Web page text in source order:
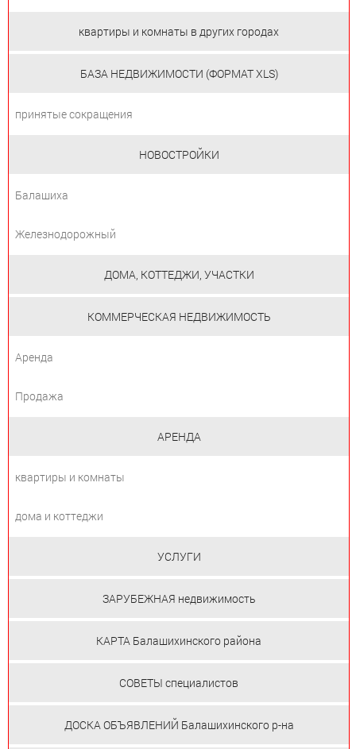
квартиры и комнаты в других городах
БАЗА НЕДВИЖИМОСТИ (ФОРМАТ XLS)
принятые сокращения
НОВОСТРОЙКИ
Балашиха
Железнодорожный
ДОМА, КОТТЕДЖИ, УЧАСТКИ
КОММЕРЧЕСКАЯ НЕДВИЖИМОСТЬ
Аренда
Продажа
АРЕНДА
квартиры и комнаты
дома и коттеджи
УСЛУГИ
ЗАРУБЕЖНАЯ недвижимость
КАРТА Балашихинского района
СОВЕТЫ специалистов
ДОСКА ОБЪЯВЛЕНИЙ Балашихинского р-на